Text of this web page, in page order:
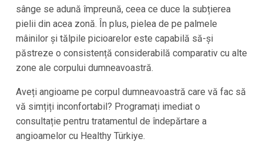
sânge se adună împreună, ceea ce duce la subțierea
pielii din acea zonă. În plus, pielea de pe palmele
mâinilor și tălpile picioarelor este capabilă să-și
păstreze o consistență considerabilă comparativ cu alte
zone ale corpului dumneavoastră.
Aveți angioame pe corpul dumneavoastră care vă fac să
vă simțiți inconfortabil? Programați imediat o
consultație pentru tratamentul de îndepărtare a
angioamelor cu Healthy Türkiye.